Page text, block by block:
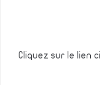
Cliquez sur le lien